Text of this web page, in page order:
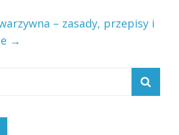
– zasady, przepisy i
→